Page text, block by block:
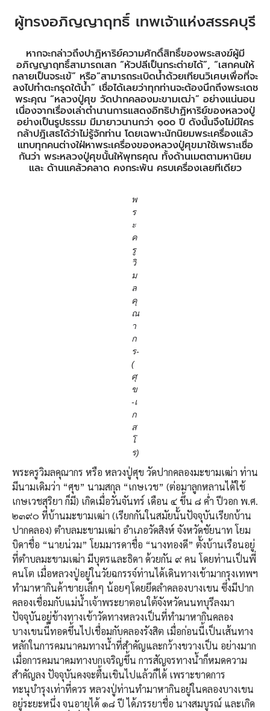
ผู้ทรงอภิญญาฤทธิ์ เทพเจ้าแห่งสรรคบุรี
หากจะกล่าวถึงปาฏิหาริย์ความศักดิ์สิทธิ์ของพระสงฆ์ผู้มี
อภิญญาฤทธิ์สามารถเสก “หัวปลีเป็นกระต่ายได้”, “เสกคนให้
กลายเป็นจระเข้” หรือ“สามารถระเบิดน้ำด้วยเทียนวิเศษเพื่อที่จะ
ลงไปทำตะกรุดใต้น้ำ” เชื่อได้เลยว่าทุกท่านจะต้องนึกถึงพระเดช
พระคุณ “หลวงปู่ศุข วัดปากคลองมะขามเฒ่า” อย่างแน่นอน
เนื่องจากเรื่องเล่าตำนานการแสดงอิทธิปาฏิหาริย์ของหลวงปู่
อย่างเป็นรูปธรรม มีมายาวนานกว่า ๑๐๐ ปี ดังนั้นจึงไม่มีใคร
กล้าปฎิเสธได้ว่าไม่รู้จักท่าน โดยเฉพาะนักนิยมพระเครื่องแล้ว
แทบทุกคนต่างใฝ่หาพระเครื่องของหลวงปู่ศุขมาใช้เพราะเชื่อ
กันว่า พระหลวงปู่ศุขนั้นให้พุทธคุณ ทั้งด้านเมตตามหานิยม
และ ด้านแคล้วคลาด คงกระพัน ครบเครื่องเลยทีเดียว
พ
ร
ะ
ค
รู
วิ
ม
ล
คุ
ณ
า
ก
ร-
(
ศุ
ข
-เ
ก
ส
โ
ร)
พระครูวิมลคุณากร หรือ หลวงปู่ศุข วัดปากคลองมะขามเฒ่า ท่าน
มีนามเดิมว่า “ศุข” นามสกุล “เกษเวช” (ต่อมาลูกหลานได้ใช้
เกษเวชสุริยา ก็มี) เกิดเมื่อวันจันทร์ เดือน ๔ ขึ้น ๘ ค่ำ ปีวอก พ.ศ.
๒๓๙๐ ที่บ้านมะขามเฒ่า (เรียกกันในสมัยนั้นปัจจุบันเรียกบ้าน
ปากคลอง) ตำบลมะขามเฒ่า อำเภอวัดสิงห์ จังหวัดชัยนาท โยม
บิดาชื่อ “นายน่วม” โยมมารดาชื่อ “นางทองดี” ตั้งบ้านเรือนอยู่
ที่ตำบลมะขามเฒ่า มีบุตรและธิดา ด้วยกัน ๙ คน โดยท่านเป็นพี่
คนโต เมื่อหลวงปู่อยู่ในวัยฉกรรจ์ท่านได้เดินทางเข้ามากรุงเทพฯ
ทำมาหากินค้าขายเล็กๆ น้อยๆโดยยึดลำคลองบางเขน ซึ่งมีปาก
คลองเชื่อมกับแม่น้ำเจ้าพระยาตอนใต้จังหวัดนนทบุรีลงมา
ปัจจุบันอยู่ข้างทางเข้าวัดทางหลวงเป็นที่ทำมาหากินคลอง
บางเขนนี้ทอดขึ้นไปเชื่อมกับคลองรังสิต เมื่อก่อนนี้เป็นเส้นทาง
หลักในการคมนาคมทางน้ำที่สำคัญและกว้างขวางเป็น อย่างมาก
เมื่อการคมนาคมทางบกเจริญขึ้น การสัญจรทางน้ำก็หมดความ
สำคัญลง ปัจจุบันคงจะตื้นเขินไปแล้วก็ได้ เพราะขาดการ
ทะนุบำรุงเท่าที่ควร หลวงปู่ท่านทำมาหากินอยู่ในคลองบางเขน
อยู่ระยะหนึ่ง จนอายุได้ ๑๘ ปี ได้ภรรยาชื่อ นางสมบูรณ์ และเกิด